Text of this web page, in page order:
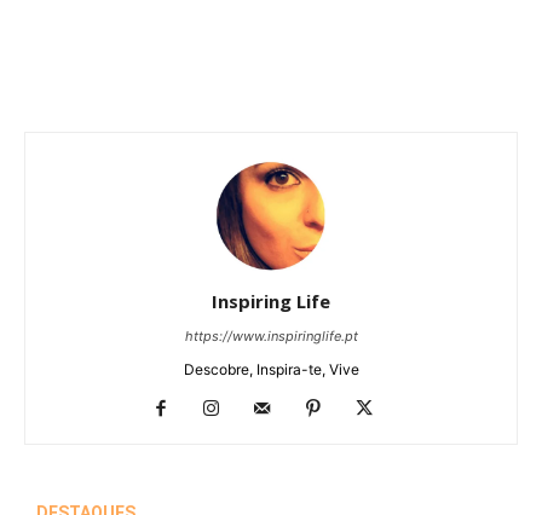
Inspiring Life
https://www.inspiringlife.pt
Descobre, Inspira-te, Vive